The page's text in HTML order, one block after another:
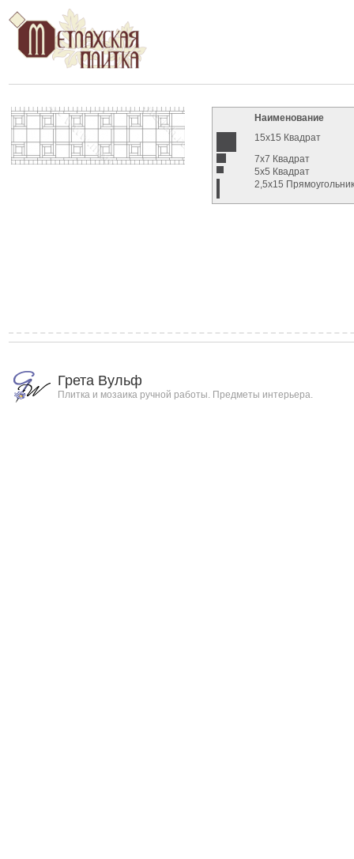
Наименование
15x15 Квадрат
7x7 Квадрат
5x5 Квадрат
2,5x15
Грета Вульф
Плитка и мозаика ручной работы. Предметы интерьера.